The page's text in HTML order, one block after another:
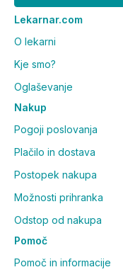
Lekarnar.com
O lekarni
Kje smo?
Oglaševanje
Nakup
Pogoji poslovanja
Plačilo in dostava
Postopek nakupa
Možnosti prihranka
Odstop od nakupa
Pomoč
Pomoč in informacije